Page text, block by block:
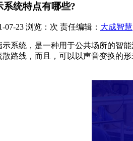
系统特点有哪些?
07-23 浏览：次 责任编辑： 大成智慧
统，是一种用于公共场所的智能
路线，而且，可以以声音变换的